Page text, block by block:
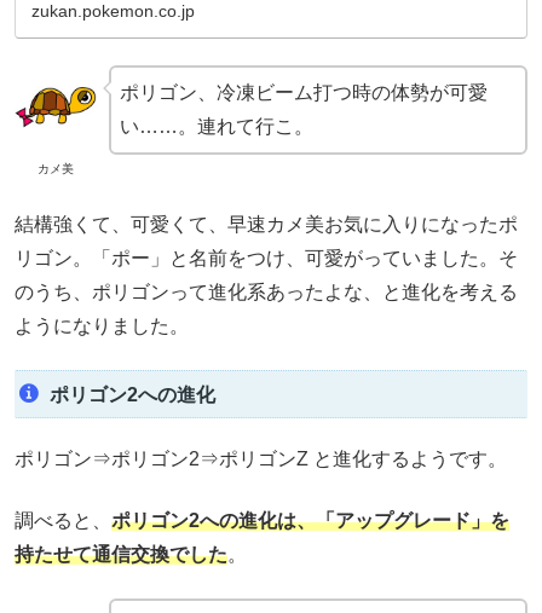
zukan.pokemon.co.jp
カメ美
ポリゴン、冷凍ビーム打つ時の体勢が可愛
い……。連れて行こ。
結構強くて、可愛くて、早速カメ美お気に入りになったポ
リゴン。「ポー」と名前をつけ、可愛がっていました。そ
のうち、ポリゴンって進化系あったよな、と進化を考える
ようになりました。
ポリゴン2への進化
ポリゴン⇒ポリゴン2⇒ポリゴンZ と進化するようです。
調べると、 ポリゴン2への進化は、「アップグレード」を
持たせて通信交換でした。